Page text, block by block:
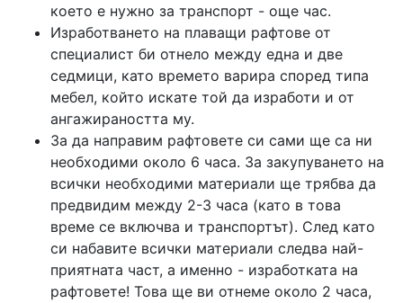
което е нужно за транспорт - още час.
Изработването на плаващи рафтове от
специалист би отнело между една и две
седмици, като времето варира според типа
мебел, който искате той да изработи и от
ангажираността му.
За да направим рафтовете си сами ще са ни
необходими около 6 часа. За закупуването на
всички необходими материали ще трябва да
предвидим между 2-3 часа (като в това
време се включва и транспортът). След като
си набавите всички материали следва най-
приятната част, а именно - изработката на
рафтовете! Това ще ви отнеме около 2 часа,